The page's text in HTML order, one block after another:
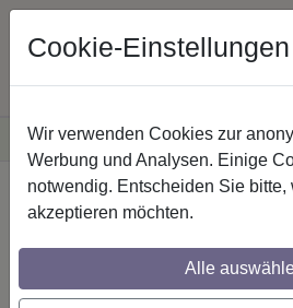
VersandkostenfreieLieferung
Sichere
Startseite Gardinenstangen
1-läufig, Modell PLATON
Schwarz / Edelstahl-
Cookie-Einstellungen
Wir verwenden Cookies zur
Werbung und Analysen. Einige
notwendig. Entscheiden Sie
akzeptieren möchten.
Alle